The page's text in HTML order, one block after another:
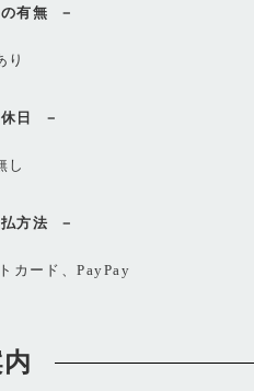
有無
り
日
し
方法
カード、PayPay